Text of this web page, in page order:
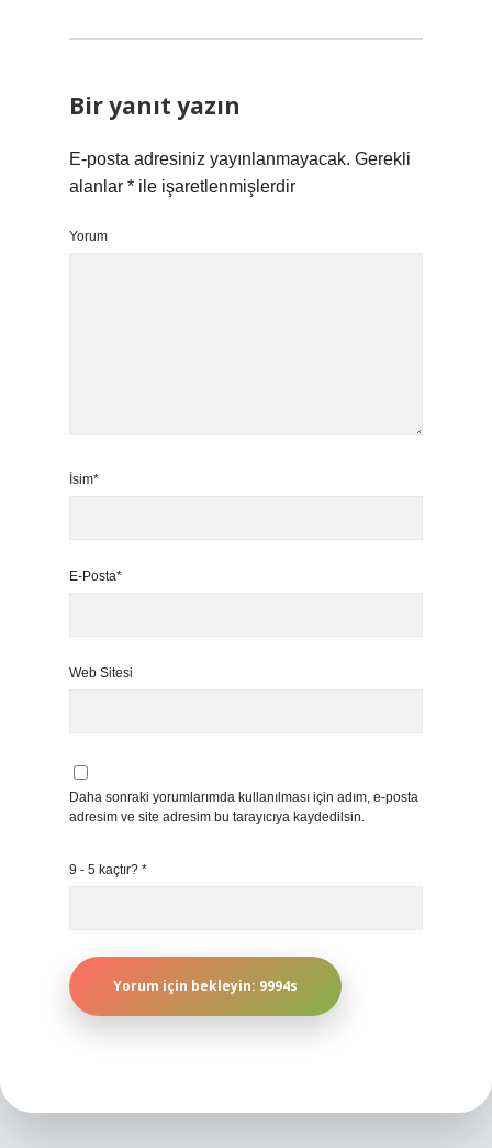
Bir yanıt yazın
E-posta adresiniz yayınlanmayacak. Gerekli
alanlar * ile işaretlenmişlerdir
Yorum
İsim*
E-Posta*
Web Sitesi
Daha sonraki yorumlarımda kullanılması için adım, e-posta
adresim ve site adresim bu tarayıcıya kaydedilsin.
9 - 5 kaçtır? *